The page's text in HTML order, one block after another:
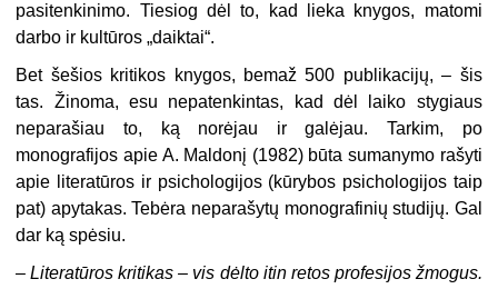
pasitenkinimo. Tiesiog dėl to, kad lieka knygos, matomi
darbo ir kultūros „daiktai“.
Bet šešios kritikos knygos, bemaž 500 publikacijų, – šis
tas. Žinoma, esu nepatenkintas, kad dėl laiko stygiaus
neparašiau to, ką norėjau ir galėjau. Tarkim, po
monografijos apie A. Maldonį (1982) būta sumanymo rašyti
apie literatūros ir psichologijos (kūrybos psichologijos taip
pat) apytakas. Tebėra neparašytų monografinių studijų. Gal
dar ką spėsiu.
– Literatūros kritikas – vis dėlto itin retos profesijos žmogus.